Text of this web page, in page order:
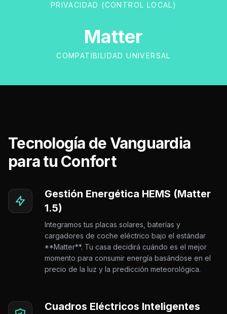
PRIVACIDAD (CONTROL LOCAL)
Matter
COMPATIBILIDAD UNIVERSAL
Tecnología de Vanguardia
para tu Confort
Gestión Energética HEMS (Matter
1.5)
Integramos tus placas solares, baterías y
cargadores de coche eléctrico bajo el estándar
**Matter**. Tu casa decidirá cuándo es el mejor
momento para consumir energía basándose en el
precio de la luz y la predicción meteorológica.
Cuadros Eléctricos Inteligentes